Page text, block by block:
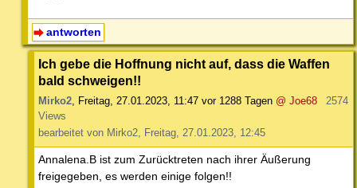
antworten
Ich gebe die Hoffnung nicht auf, dass die Waffen
bald schweigen!!
Mirko2 Freitag, 27.01.2023, 11:47 vor 1288 Tagen @ Joe68
2574
Views
bearbeitet von Mirko2, Freitag, 27.01.2023, 12:45
Annalena.B ist zum Zurücktreten nach ihrer Äußerung
freigegeben, es werden einige folgen!!